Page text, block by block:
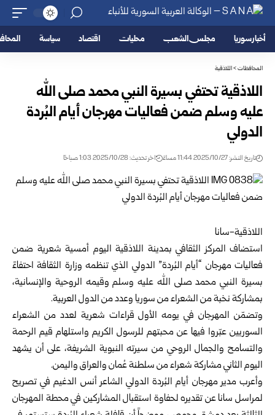
أخبار سوريا مجلس الشعب محليات اقتصاد سياسة
المحافظات>اللاذقية
اللاذقية تحتفي بسيرة النبي محمد صلى الله
عليه وسلم ضمن فعاليات مهرجان أيام البُردة
الدولي
تاريخ النشر: 2025/10/27 11:44 مساءً اخر تحديث: 2025/10/28 1:03 صباحًا
اللاذقية-سانا
استضاف المركز الثقافي بمدينة اللاذقية اليوم أمسية شعرية ضمن
فعاليات مهرجان “أيام البُردة” الدولي الذي تنظمه وزارة الثقافةاحتفاءً
بسيرة النبي محمد صلى الله عليه وسلم وقيمه الروحية والإنسانية،
بمشاركة نخبة من الشعراء منسوريا وعدد من الدول العربية.
وتضمّن المهرجان في يومه الأول قراءات شعرية لعدد من الشعراء
السوريين عبّروا فيها عن محبتهم للرسول الكريم واستلهام قيم الرحمة
والتسامح والجمال الروحي من سيرته النبوية الشريفة، على أن يشهد
اليوم الثاني مشاركة شعراء من سلطنة عُمان والعراق واليمن.
وأعرب مدير مهرجان أيام البُردة الدولي الشاعر أنس الدغيم في تصريح
لمراسل سانا عن تقديره لحفاوة استقبال المشاركين في محطة المهرجان